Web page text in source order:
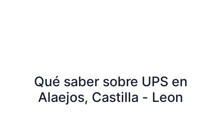
Qué saber sobre UPS en
Alaejos, Castilla - Leon